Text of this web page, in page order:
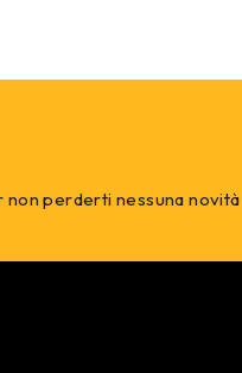
perderti nessuna novità